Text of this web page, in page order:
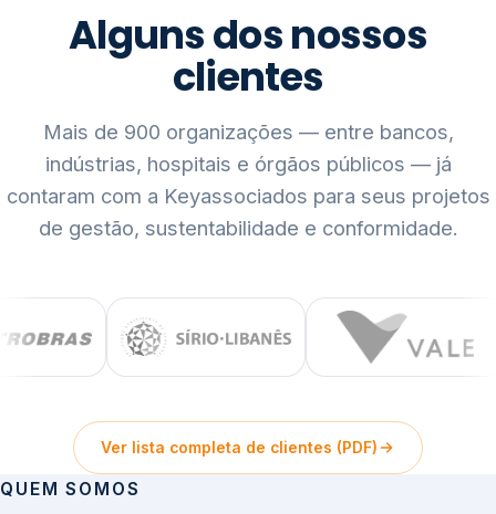
Alguns dos nossos
clientes
Mais de 900 organizações — entre bancos,
indústrias, hospitais e órgãos públicos — já
contaram com a Keyassociados para seus projetos
de gestão, sustentabilidade e conformidade.
Ver lista completa de clientes (PDF)
QUEM SOMOS